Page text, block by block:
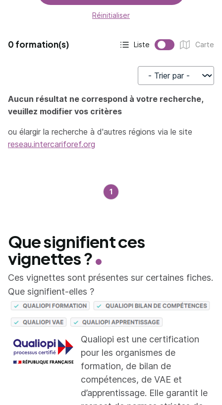
Réinitialiser
0 formation(s)
Affichage actif :
Liste
Affichage :
Carte
Trier par
Aucun résultat ne correspond à votre recherche,
veuillez modifier vos critères
ou élargir la recherche à d'autres régions via le site
reseau.intercariforef.org
1
Que signifient ces
vignettes ?
Ces vignettes sont présentes sur certaines fiches.
Que signifient-elles ?
Qualiopi est une certification
pour les organismes de
formation, de bilan de
compétences, de VAE et
d’apprentissage. Elle garantit le